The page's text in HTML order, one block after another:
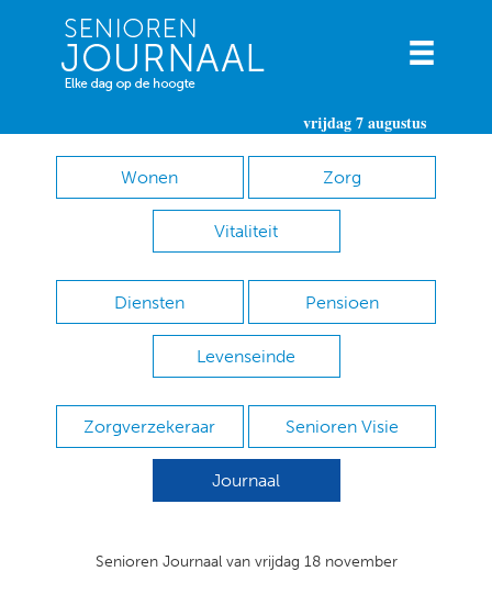
vrijdag 7 augustus
Wonen Zorg
Vitaliteit
Diensten Pensioen
Levenseinde
Zorgverzekeraar Senioren Visie
Journaal
Senioren Journaal van vrijdag 18 november